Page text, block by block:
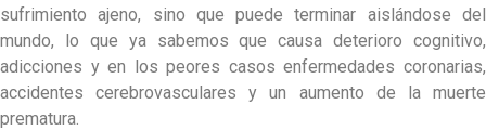
sufrimiento ajeno, sino que puede terminar aislándose del
mundo, lo que ya sabemos que causa deterioro cognitivo,
adicciones y en los peores casos enfermedades coronarias,
accidentes cerebrovasculares y un aumento de la muerte
prematura.